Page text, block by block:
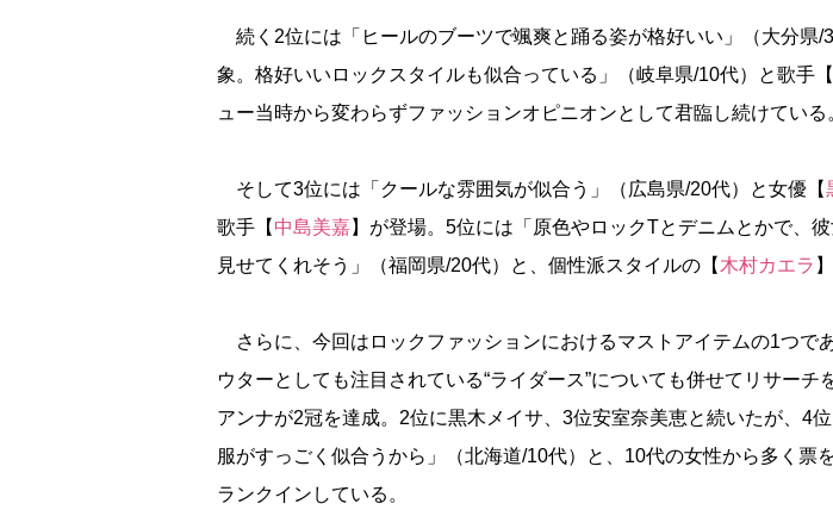
続く2位には「ヒールのブーツで颯爽と踊る姿が格好いい」（大分県/
象。格好いいロックスタイルも似合っている」（岐阜県/10代）と歌手【
ュー当時から変わらずファッションオピニオンとして君臨し続けている
そして3位には「クールな雰囲気が似合う」（広島県/20代）と女優【
歌手【 中島美嘉】が登場。5位には「原色やロックTとデニムとかで、
見せてくれそう」（福岡県/20代）と、個性派スタイルの【 木村カエラ
さらに、今回はロックファッションにおけるマストアイテムの1つで
ウターとしても注目されている“ライダース”についても併せてリサーチ
アンナが2冠を達成。2位に黒木メイサ、3位安室奈美恵と続いたが、4
服がすっごく似合うから」（北海道/10代）と、10代の女性から多く票
ランクインしている。